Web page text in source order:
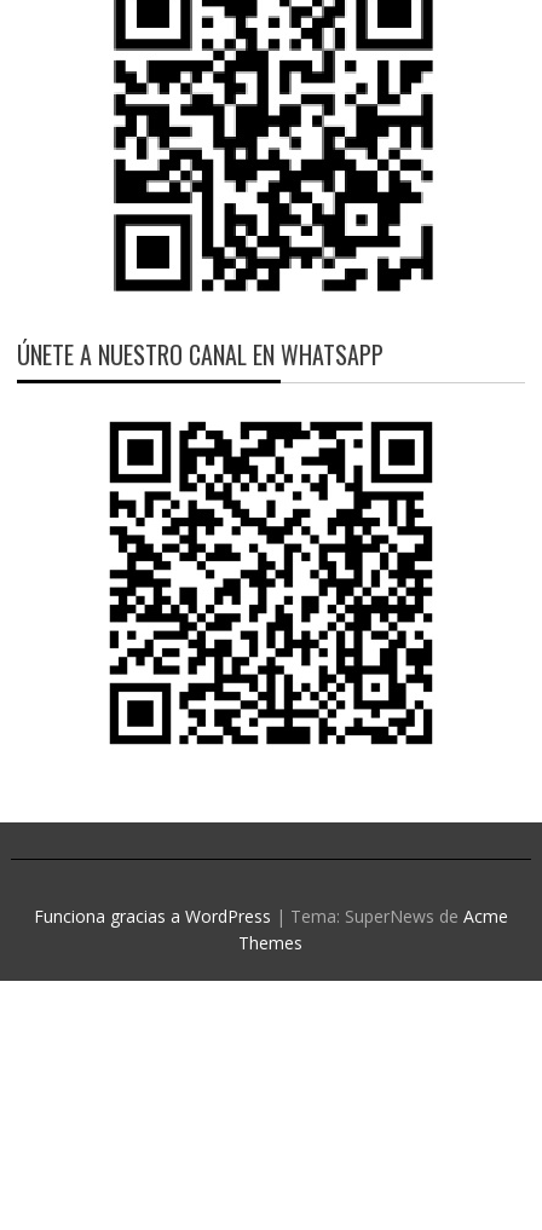
ÚNETE A NUESTRO CANAL EN WHATSAPP
Funciona gracias a WordPress | Tema: SuperNews de Acme
Themes